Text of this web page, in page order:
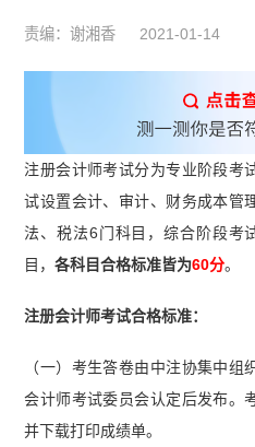
责编：谢湘香 2021-01-14
注册会计师考试分为专业阶段考
试设置会计、审计、财务成本管
法、税法6门科目，综合阶段考
目，各科目合格标准皆为60分。
注册会计师考试合格标准：
（一）考生答卷由中注协集中
会计师考试委员会认定后发布。
并下载打印成绩单。